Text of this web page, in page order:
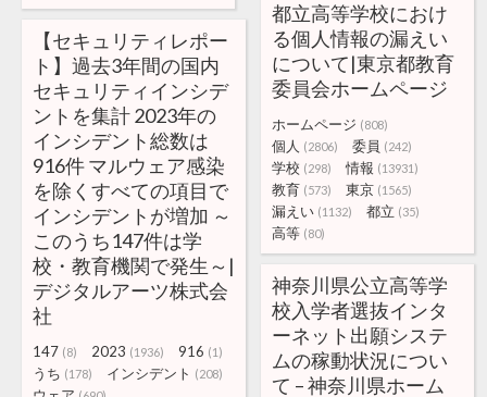
都立高等学校におけ
る個人情報の漏えい
について|東京都教育
委員会ホームページ
ホームページ (808)
個人 (2806) 委員 (242)
学校 (298) 情報 (13931)
教育 (573) 東京 (1565)
漏えい (1132) 都立 (35)
高等 (80)
【セキュリティレポー
ト】過去3年間の国内
セキュリティインシデ
ントを集計 2023年の
インシデント総数は
916件 マルウェア感染
を除くすべての項目で
インシデントが増加 ～
このうち147件は学
校・教育機関で発生～|
デジタルアーツ株式会
社
147 (8) 2023 (1936) 916 (1)
うち (178) インシデント (208)
神奈川県公立高等学
校入学者選抜インタ
ーネット出願システ
ムの稼動状況につい
て – 神奈川県ホーム